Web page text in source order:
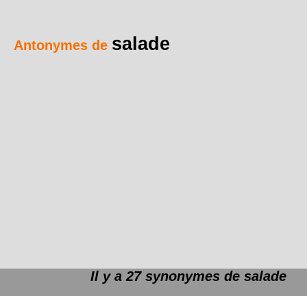
Antonymes de salade
Il y a 27 synonymes de salade